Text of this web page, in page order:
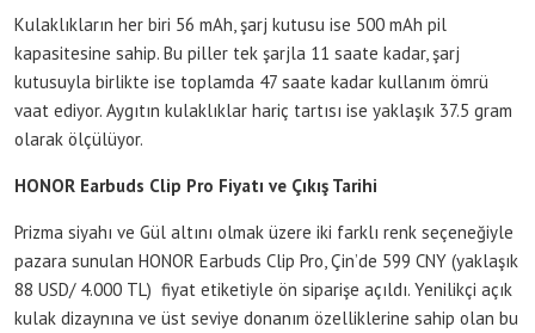
Kulaklıkların her biri 56 mAh, şarj kutusu ise 500 mAh pil
kapasitesine sahip. Bu piller tek şarjla 11 saate kadar, şarj
kutusuyla birlikte ise toplamda 47 saate kadar kullanım ömrü
vaat ediyor. Aygıtın kulaklıklar hariç tartısı ise yaklaşık 37.5 gram
olarak ölçülüyor.
HONOR Earbuds Clip Pro Fiyatı ve Çıkış Tarihi
Prizma siyahı ve Gül altını olmak üzere iki farklı renk seçeneğiyle
pazara sunulan HONOR Earbuds Clip Pro, Çin’de 599 CNY (yaklaşık
88 USD/ 4.000 TL) fiyat etiketiyle ön siparişe açıldı. Yenilikçi açık
kulak dizaynına ve üst seviye donanım özelliklerine sahip olan bu